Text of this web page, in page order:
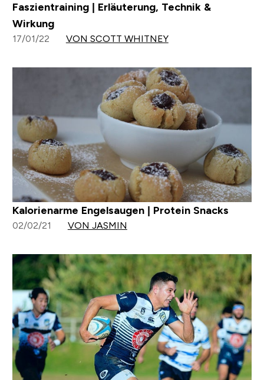
Faszientraining | Erläuterung, Technik &
Wirkung
17/01/22 VON SCOTT WHITNEY
Kalorienarme Engelsaugen | Protein Snacks
02/02/21 VON JASMIN